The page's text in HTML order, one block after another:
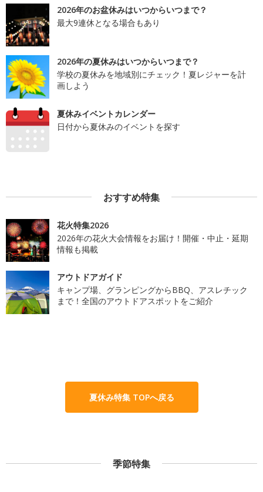
2026年のお盆休みはいつからいつまで？
最大9連休となる場合もあり
2026年の夏休みはいつからいつまで？
学校の夏休みを地域別にチェック！夏レジャーを計
画しよう
夏休みイベントカレンダー
日付から夏休みのイベントを探す
おすすめ特集
花火特集2026
2026年の花火大会情報をお届け！開催・中止・延期
情報も掲載
アウトドアガイド
キャンプ場、グランピングからBBQ、アスレチック
まで！全国のアウトドアスポットをご紹介
夏休み特集 TOPへ戻る
季節特集